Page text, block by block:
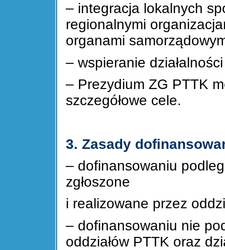
– integracja lokalnych
regionalnymi
organami
– wspieranie
– Prezydium ZG PTTK
szczegółowe cele.
3. Zasady
– dofinansowaniu
zgłoszone
i realizowane przez
– dofinansowaniu nie
oddziałów PTTK oraz